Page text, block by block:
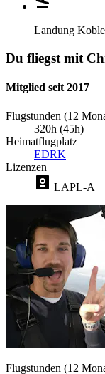
Landung
Du fliegst mit
Mitglied seit 2017
Flugstunden (12
320h (45h)
Heimatflugplatz
EDRK
Lizenzen
LAPL-A
Flugstunden (12